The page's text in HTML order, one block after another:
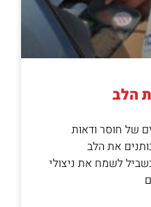
הלב
של חוסר ודאות
את הלב
לשמח את ניצולי